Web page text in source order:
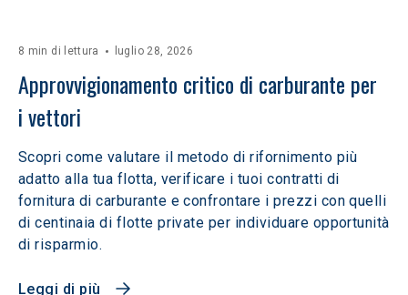
8 min di lettura luglio 28, 2026
Approvvigionamento critico di carburante per
i vettori
Scopri come valutare il metodo di rifornimento più
adatto alla tua flotta, verificare i tuoi contratti di
fornitura di carburante e confrontare i prezzi con quelli
di centinaia di flotte private per individuare opportunità
di risparmio.
Leggi di più